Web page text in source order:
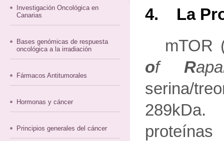
Investigación Oncológica en
Canarias
Bases genómicas de respuesta
oncológica a la irradiación
Fármacos Antitumorales
Hormonas y cáncer
Principios generales del cáncer
4. La
mTOR
of R
serina/